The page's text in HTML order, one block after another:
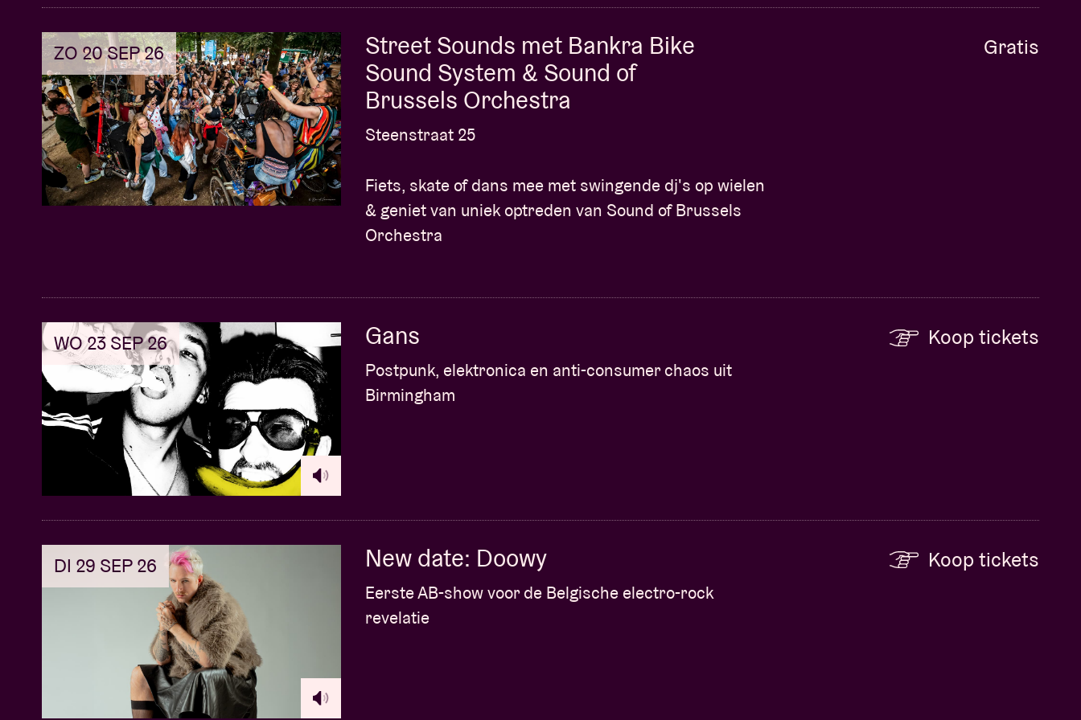
industrie.
Masterclass op maat: Schrijf je in voor een gespecialiseerde sessie over geld
verdienen als Afro-muziekproducer, op maat gemaakt voor professionals in het genre.
Praktische inzichten: Verwerf praktische inzichten en strategieën op maat om
doelgericht je muziekproductievaardigheden om te zetten in inkomsten.
Diverse Bronnen van Inkomsten: Ontdek een waaier aan bronnen van inkomsten, op
maat gemaakt voor Afro-muziekproducers, zoals bv. auteursrechten, licensering en
Begeleiding door Experten: Doe je voordeel met onschatbaar advies van experten uit
Praktische Tips: Duik daarna je eigen studio in vol praktische tips en strategieën die je
meteen kunt implementeren en zie je carrière tastbaar evolueren.
Netwerken: Leer mede-producers kennen, wissel ideeën uit en smeedt nieuwe
samenwerkingen om je carrière uit te bouwen in het Afro-muzieklandschap.
Ontgrendel Succes: Mis deze kans niet om de geheimen te ontgrendelen van
duurzaam succes in de Afro-muziekindustrie. Registreer je nu en lanceer je
muziekproductiecarrière met Afroplug!
Daarbovenop zal elke deelnemer $100 krediet krijgen om vrij te gebruiken op de
Afroplug-website.
Wedstrijd: Tijdens de masterclass maken deelnemers kans op een studiosessie in Don
Moja’s Seventh Room-studio in Brussel.
Blijf hangen voor deAfroplug Party
later op de avond! Meer informatie over ‘Ms Mavy
Presents Afroplug Club Night’ vind je
Deze Masterclass maakt deel uit van de samenwerking tussen BHM en AB.
ZO 20 SEP 26
Street Sounds met Bankra Bike
Sound System & Sound of
Brussels Orchestra
Steenstraat 25
Fiets, skate of dans mee met swingende dj's op wielen
& geniet van uniek optreden van Sound of Brussels
Orchestra
Gratis
WO 23 SEP 26 Gans
Postpunk, elektronica en anti-consumer chaos uit
Birmingham
Koop tickets
DI 29 SEP 26 New date: Doowy
Eerste AB-show voor de Belgische electro-rock
revelatie
Koop tickets